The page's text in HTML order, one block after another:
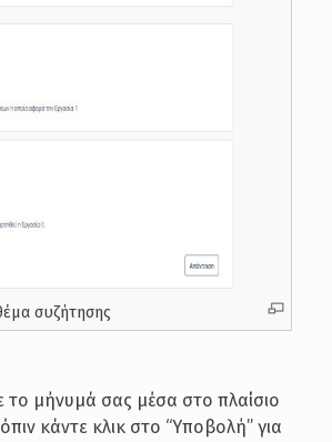
συζήτησης
το μήνυμά σας μέσα στο πλαίσιο
κάντε κλικ στο “Υποβολή” για